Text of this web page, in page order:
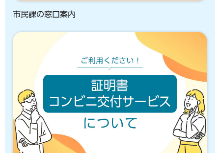
市民課の窓口案内